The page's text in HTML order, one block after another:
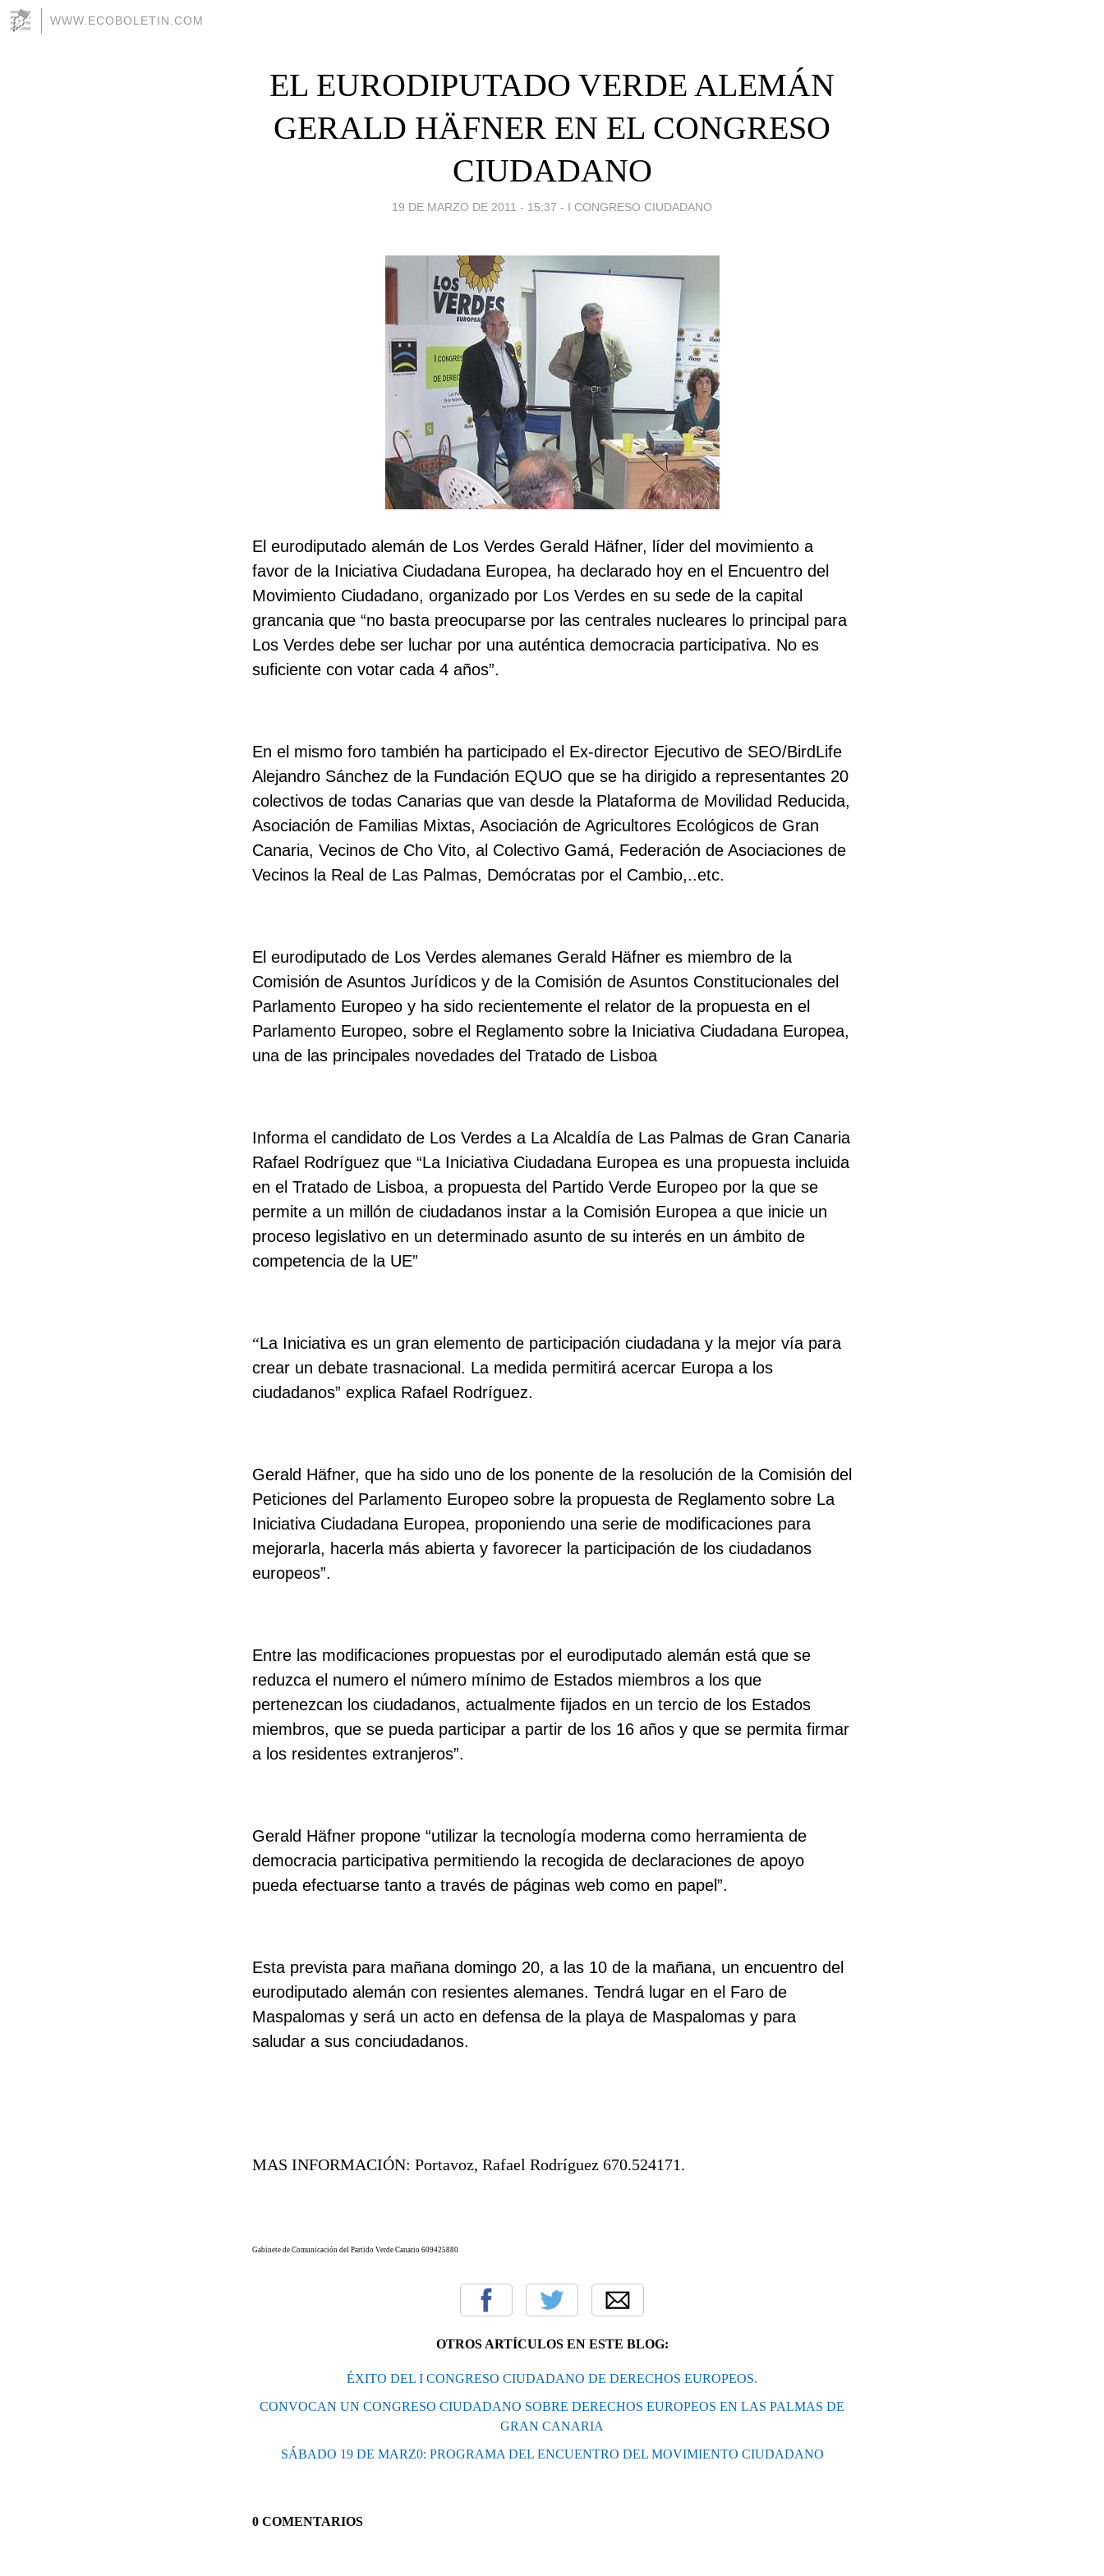
WWW.ECOBOLETIN.COM
EL EURODIPUTADO VERDE ALEMÁN
GERALD HÄFNER EN EL CONGRESO
CIUDADANO
19 DE MARZO DE 2011 - 15:37 - I CONGRESO CIUDADANO
El eurodiputado alemán de Los Verdes Gerald Häfner, líder del movimiento a
favor de la Iniciativa Ciudadana Europea, ha declarado hoy en el Encuentro del
Movimiento Ciudadano, organizado por Los Verdes en su sede de la capital
grancania que “no basta preocuparse por las centrales nucleares lo principal para
Los Verdes debe ser luchar por una auténtica democracia participativa. No es
suficiente con votar cada 4 años”.
En el mismo foro también ha participado el Ex-director Ejecutivo de SEO/BirdLife
Alejandro Sánchez de la Fundación EQUO que se ha dirigido a representantes 20
colectivos de todas Canarias que van desde la Plataforma de Movilidad Reducida,
Asociación de Familias Mixtas, Asociación de Agricultores Ecológicos de Gran
Canaria, Vecinos de Cho Vito, al Colectivo Gamá, Federación de Asociaciones de
Vecinos la Real de Las Palmas, Demócratas por el Cambio,..etc.
El eurodiputado de Los Verdes alemanes Gerald Häfner es miembro de la
Comisión de Asuntos Jurídicos y de la Comisión de Asuntos Constitucionales del
Parlamento Europeo y ha sido recientemente el relator de la propuesta en el
Parlamento Europeo, sobre el Reglamento sobre la Iniciativa Ciudadana Europea,
una de las principales novedades del Tratado de Lisboa
Informa el candidato de Los Verdes a La Alcaldía de Las Palmas de Gran Canaria
Rafael Rodríguez que “La Iniciativa Ciudadana Europea es una propuesta incluida
en el Tratado de Lisboa, a propuesta del Partido Verde Europeo por la que se
permite a un millón de ciudadanos instar a la Comisión Europea a que inicie un
proceso legislativo en un determinado asunto de su interés en un ámbito de
competencia de la UE”
“La Iniciativa es un gran elemento de participación ciudadana y la mejor vía para
crear un debate trasnacional. La medida permitirá acercar Europa a los
ciudadanos” explica Rafael Rodríguez.
Gerald Häfner, que ha sido uno de los ponente de la resolución de la Comisión del
Peticiones del Parlamento Europeo sobre la propuesta de Reglamento sobre La
Iniciativa Ciudadana Europea, proponiendo una serie de modificaciones para
mejorarla, hacerla más abierta y favorecer la participación de los ciudadanos
europeos”.
Entre las modificaciones propuestas por el eurodiputado alemán está que se
reduzca el numero el número mínimo de Estados miembros a los que
pertenezcan los ciudadanos, actualmente fijados en un tercio de los Estados
miembros, que se pueda participar a partir de los 16 años y que se permita firmar
a los residentes extranjeros”.
Gerald Häfner propone “utilizar la tecnología moderna como herramienta de
democracia participativa permitiendo la recogida de declaraciones de apoyo
pueda efectuarse tanto a través de páginas web como en papel”.
Esta prevista para mañana domingo 20, a las 10 de la mañana, un encuentro del
eurodiputado alemán con resientes alemanes. Tendrá lugar en el Faro de
Maspalomas y será un acto en defensa de la playa de Maspalomas y para
saludar a sus conciudadanos.
MAS INFORMACIÓN: Portavoz, Rafael Rodríguez 670.524171.
Gabinete de Comunicación del Partido Verde Canario 609425880
OTROS ARTÍCULOS EN ESTE BLOG:
ÉXITO DEL I CONGRESO CIUDADANO DE DERECHOS EUROPEOS.
CONVOCAN UN CONGRESO CIUDADANO SOBRE DERECHOS EUROPEOS EN LAS PALMAS DE
GRAN CANARIA
SÁBADO 19 DE MARZ0: PROGRAMA DEL ENCUENTRO DEL MOVIMIENTO CIUDADANO
0 COMENTARIOS